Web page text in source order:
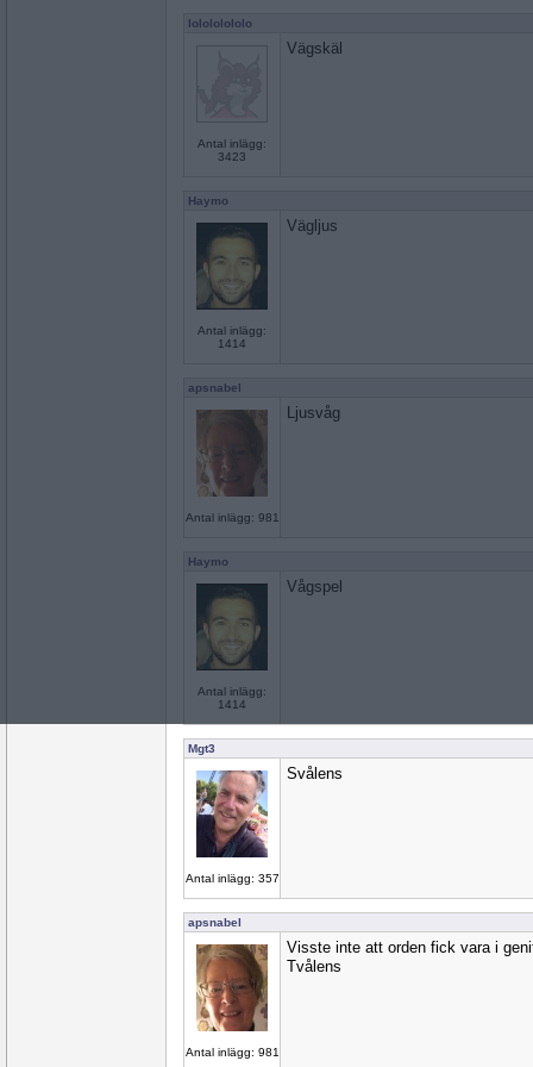
lolololololo
Antal inlägg:
3423
Vägskäl
Haymo
Antal inlägg:
1414
Vägljus
apsnabel
Antal inlägg: 981
Ljusvåg
Haymo
Antal inlägg:
1414
Vågspel
Mgt3
Antal inlägg: 357
Svålens
apsnabel
Antal inlägg: 981
Visste inte att orden fick vara i
Tvålens